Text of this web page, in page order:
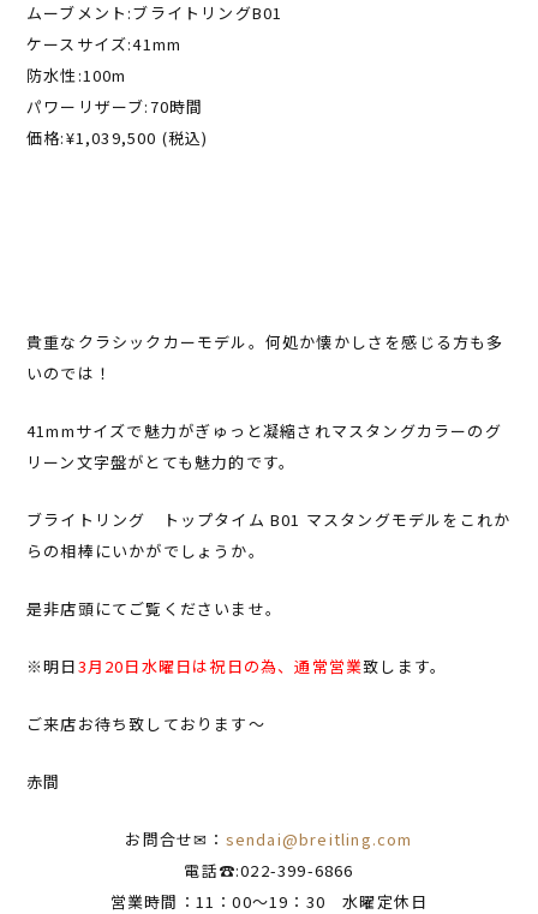
ムーブメント:ブライトリングB01
ケースサイズ:41mm
防水性:100m
パワーリザーブ:70時間
価格:¥1,039,500 (税込)
貴重なクラシックカーモデル。何処か懐かしさを感じる方も多
いのでは！
41mmサイズで魅力がぎゅっと凝縮されマスタングカラーのグ
リーン文字盤がとても魅力的です。
ブライトリング トップタイム B01 マスタングモデルをこれか
らの相棒にいかがでしょうか。
是非店頭にてご覧くださいませ。
※明日3月20日水曜日は祝日の為、通常営業致します。
ご来店お待ち致しております〜
赤間
お問合せ✉： sendai@breitling.com
電話☎:022-399-6866
営業時間：11：00～19：30 水曜定休日